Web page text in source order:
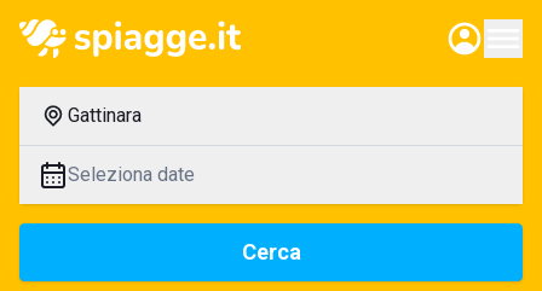
Gattinara
Seleziona date
Cerca